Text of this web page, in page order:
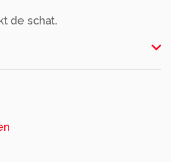
de schat.